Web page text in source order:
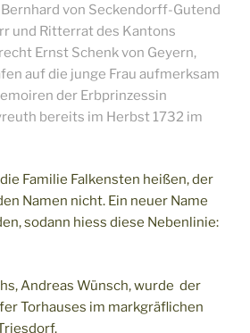
von Seckendorff-Gutend
und Ritterrat des Kantons
Ernst Schenk von Geyern,
auf die junge Frau aufmerksam
der Erbprinzessin
bereits im Herbst 1732 im
Familie Falkensten heißen, der
Namen nicht. Ein neuer Name
sodann hiess diese Nebenlinie:
Andreas Wünsch, wurde der
Torhauses im markgräflichen